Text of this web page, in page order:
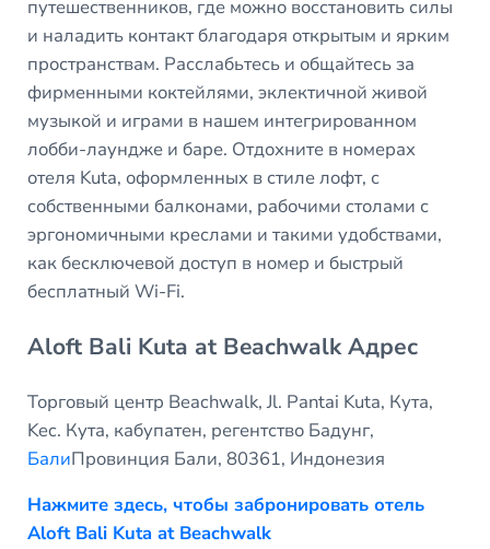
путешественников, где можно восстановить силы
и наладить контакт благодаря открытым и ярким
пространствам. Расслабьтесь и общайтесь за
фирменными коктейлями, эклектичной живой
музыкой и играми в нашем интегрированном
лобби-лаундже и баре. Отдохните в номерах
отеля Kuta, оформленных в стиле лофт, с
собственными балконами, рабочими столами с
эргономичными креслами и такими удобствами,
как бесключевой доступ в номер и быстрый
бесплатный Wi-Fi.
Aloft Bali Kuta at Beachwalk Адрес
Торговый центр Beachwalk, Jl. Pantai Kuta, Кута,
Kec. Кута, кабупатен, регентство Бадунг,
БалиПровинция Бали, 80361, Индонезия
Нажмите здесь, чтобы забронировать отель
Aloft Bali Kuta at Beachwalk